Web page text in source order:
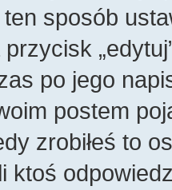
sposób
po jego
postem
zrobiłeś to
ktoś